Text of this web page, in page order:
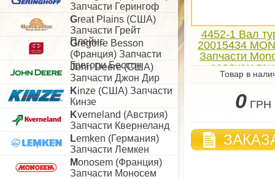
Запчасти Герингоф
Great Plains (США)
Запчасти Грейт
Плейнс
Gregoire Besson
(Франция) Запчасти
Грегори Бессон
John Deere (США)
Запчасти Джон Дир
Kinze (США) Запчасти
Кинзе
Kverneland (Австрия)
Запчасти Квернеланд
Lemken (Германия)
Запчасти Лемкен
Monosem (Франция)
Запчасти Моносем
4452-1 Вал
20015434
Запчасти
сеялкам
посева
Товар в
0 ГРН